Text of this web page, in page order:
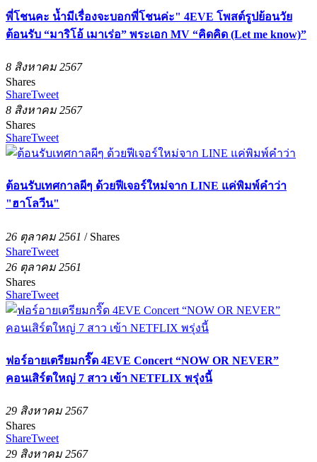
พี่โชนคะ น้ำมีเรื่องจะบอกพี่โชนค่ะ" 4EVE โพสต์รูปย้อนวัย
ต้อนรับ “มาริโอ้ เมาเร่อ” พระเอก MV “คิดคิด (Let me know)”
8 สิงหาคม 2567
Shares
ShareTweet
8 สิงหาคม 2567
Shares
ShareTweet
ต้อนรับเทศกาลผีๆ ด้วยฟีเจอร์ใหม่จาก LINE แค่พิมพ์คำว่า
"ฮาโลวีน"
26 ตุลาคม 2561 / Shares
ShareTweet
26 ตุลาคม 2561
Shares
ShareTweet
ฟอร์อายเตรียมกริ๊ด 4EVE Concert “NOW OR NEVER”
คอนเสิร์ตใหญ่ 7 สาว เข้า NETFLIX พรุ่งนี้
29 สิงหาคม 2567
Shares
ShareTweet
29 สิงหาคม 2567